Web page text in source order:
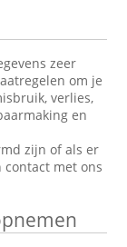
zeer
om je
verlies,
en
zijn of als er
met ons